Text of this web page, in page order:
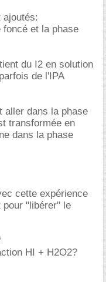
ajoutés:
foncé et la phase
du I2 en solution
de l'IPA
aller dans la phase
transformée en
dans la phase
cette expérience
pour "libérer" le
HI + H2O2?